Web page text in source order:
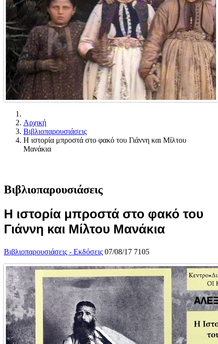
Αρχική
Βιβλιοπαρουσιάσεις
Η ιστορία μπροστά στο φακό του Γιάννη και Μίλτου
Μανάκια
Βιβλιοπαρουσιάσεις
Η ιστορία μπροστά στο φακό του
Γιάννη και Μίλτου Μανάκια
Βιβλιοπαρουσιάσεις - Εκδόσεις 07/08/17 7105